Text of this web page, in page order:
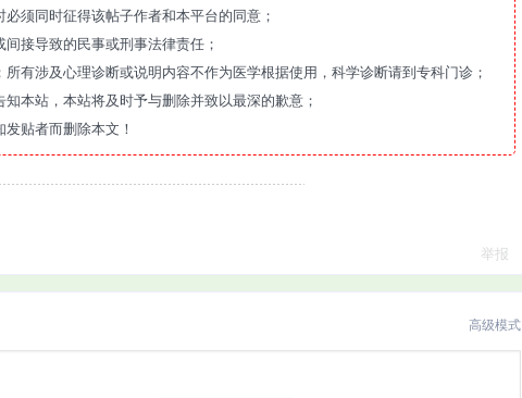
须同时征得该帖子作者和本平台的同意；
接导致的民事或刑事法律责任；
有涉及心理诊断或说明内容不作为医学根据使用，科学诊断请到专科门诊；
本站，本站将及时予与删除并致以最深的歉意；
贴者而删除本文！
举报
高级模式